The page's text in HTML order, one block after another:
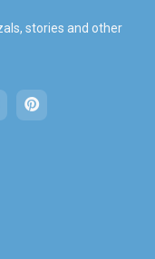
stories and other